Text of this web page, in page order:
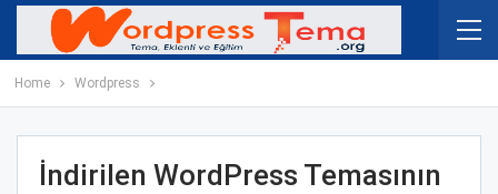
Home Wordpress
İndirilen WordPress Temasının